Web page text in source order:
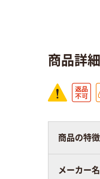
スコア
商品詳細
商品の特徴
メーカー名